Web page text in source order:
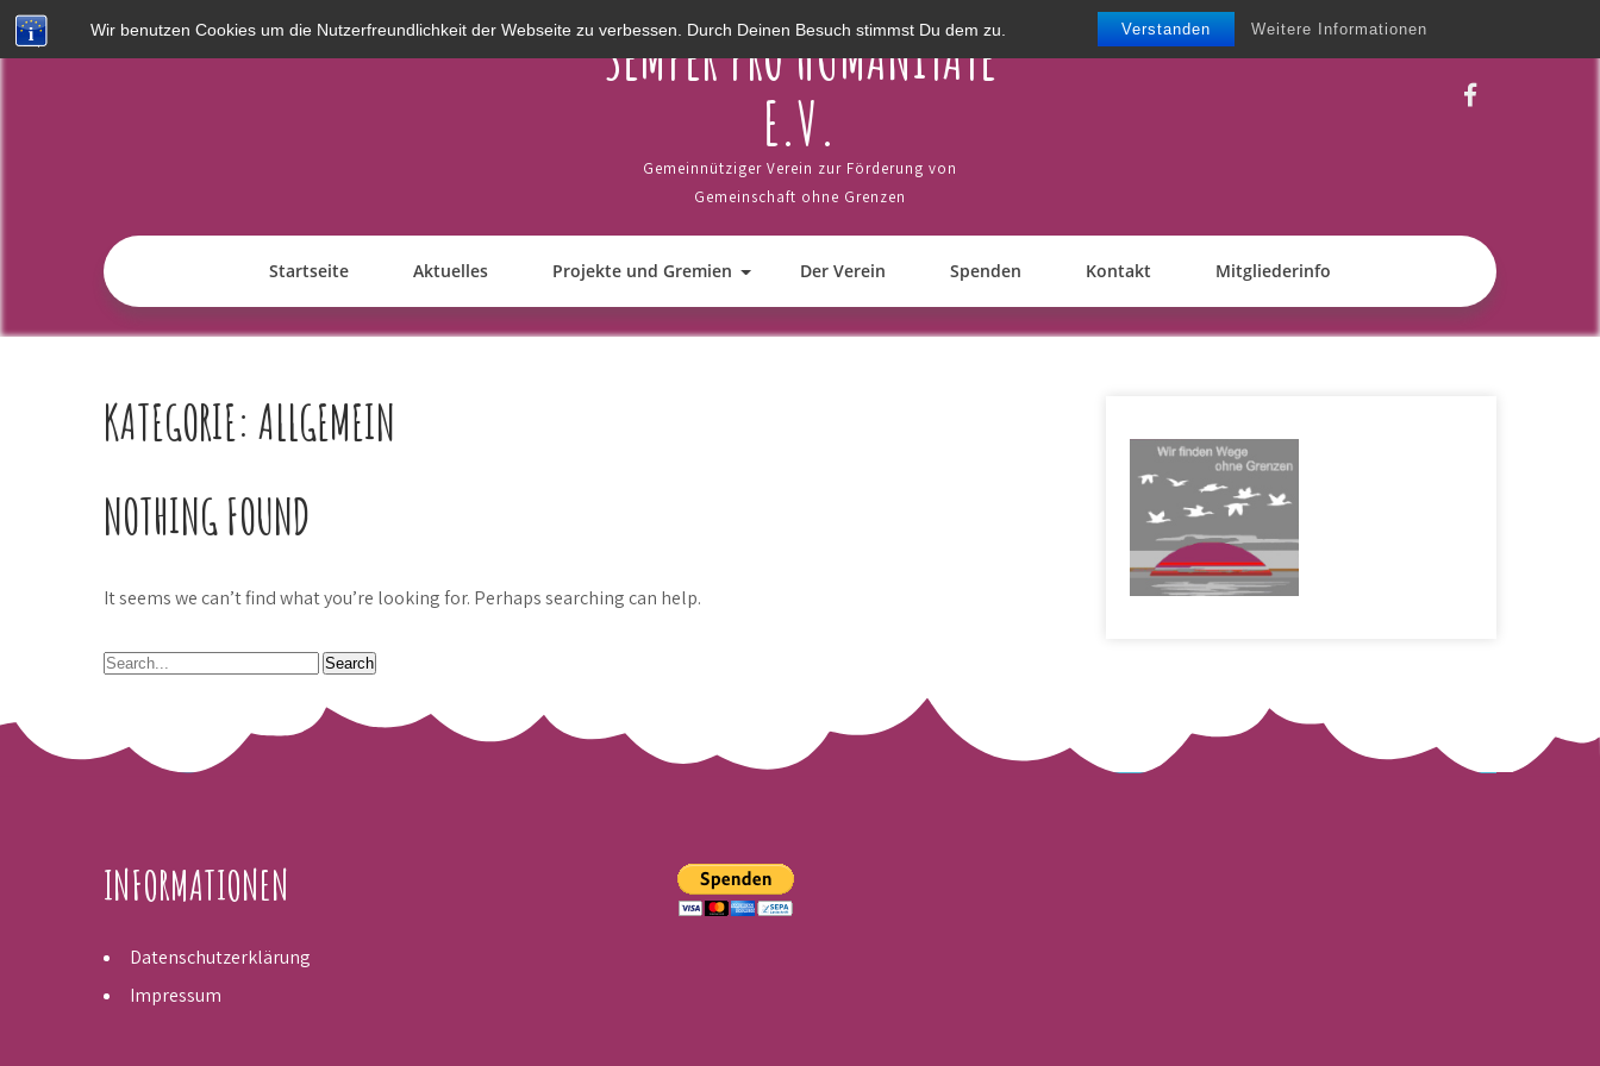
Wir benutzen Cookies um die Nutzerfreundlichkeit der Webseite zu verbessen. Durch Deinen Besuch stimmst Du dem zu. Verstanden Weitere Informationen
Skip
to
SEMPER PRO HUMANITATE
E.V.
Gemeinnütziger Verein zur Förderung von
Gemeinschaft ohne Grenzen
Startseite Aktuelles Projekte und Gremien Der Verein Spenden Kontakt Mitgliederinfo
KATEGORIE: ALLGEMEIN
NOTHING FOUND
It seems we can’t find what you’re looking for. Perhaps searching can help.
INFORMATIONEN
Datenschutzerklärung
Impressum